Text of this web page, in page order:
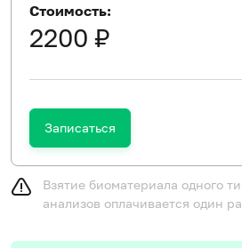
Стоимость:
2200 ₽
Записаться
Взятие биоматериала одного
анализов оплачивается один